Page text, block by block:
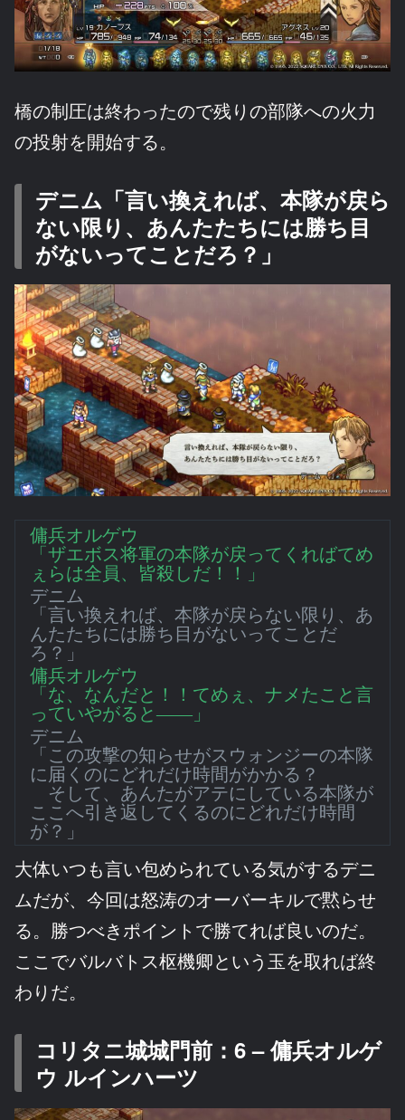
橋の制圧は終わったので残りの部隊への火力
の投射を開始する。
デニム「言い換えれば、本隊が戻ら
ない限り、あんたたちには勝ち目
がないってことだろ？」
傭兵オルゲウ
「ザエボス将軍の本隊が戻ってくればてめ
ぇらは全員、皆殺しだ！！」
デニム
「言い換えれば、本隊が戻らない限り、あ
んたたちには勝ち目がないってことだ
ろ？」
傭兵オルゲウ
「な、なんだと！！てめぇ、ナメたこと言
っていやがると――」
デニム
「この攻撃の知らせがスウォンジーの本隊
に届くのにどれだけ時間がかかる？
そして、あんたがアテにしている本隊が
ここへ引き返してくるのにどれだけ時間
が？」
大体いつも言い包められている気がするデニ
ムだが、今回は怒涛のオーバーキルで黙らせ
る。勝つべきポイントで勝てれば良いのだ。
ここでバルバトス枢機卿という玉を取れば終
わりだ。
コリタニ城城門前：6 – 傭兵オルゲ
ウ ルインハーツ